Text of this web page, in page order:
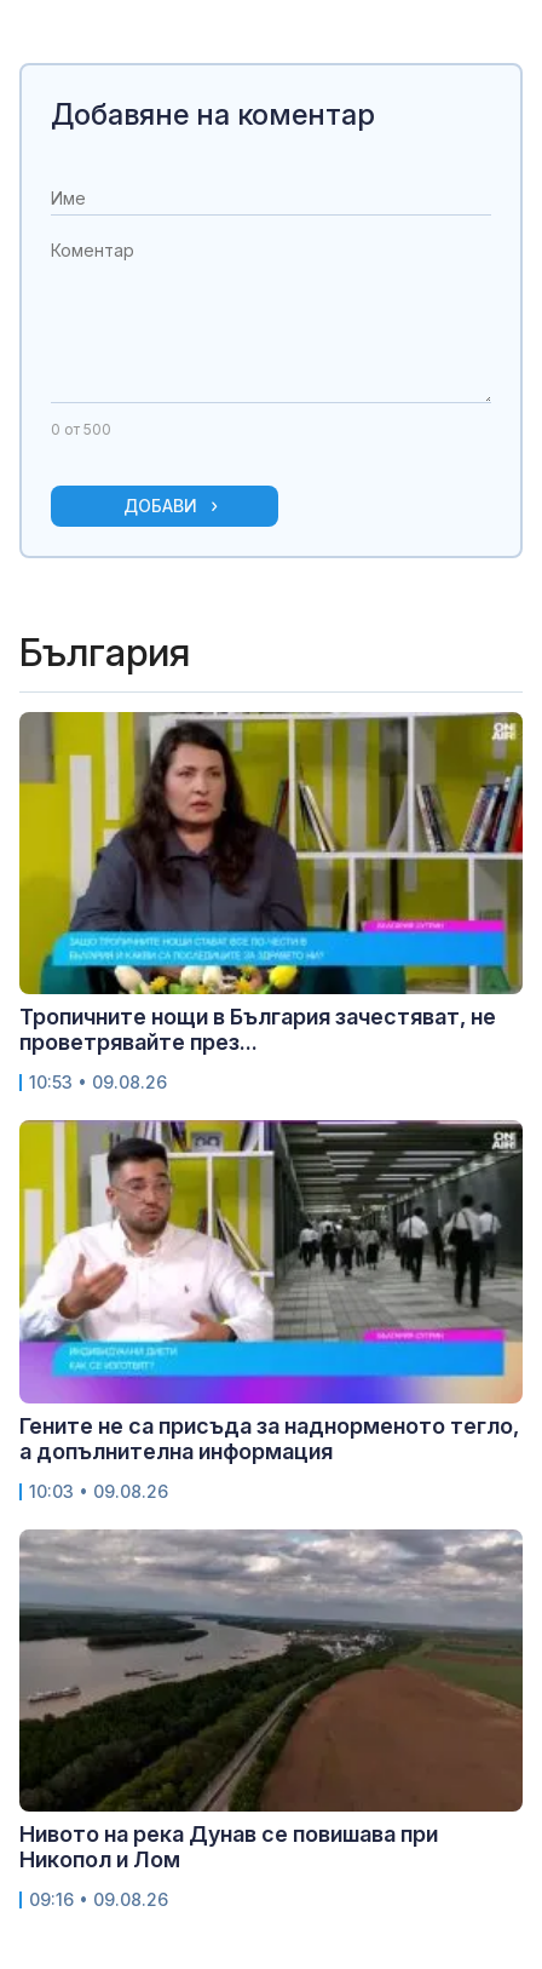
Добавяне на коментар
0 от 500
ДОБАВИ
България
Тропичните нощи в България зачестяват, не
проветрявайте през...
10:53 • 09.08.26
Гените не са присъда за наднорменото тегло,
а допълнителна информация
10:03 • 09.08.26
Нивото на река Дунав се повишава при
Никопол и Лом
09:16 • 09.08.26